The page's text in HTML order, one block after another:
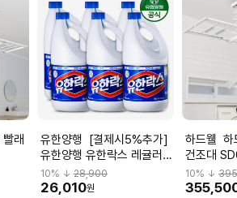
유한양행 [결제시5%추가]
유한양행 유한락스 레귤러
2L x 6개 (1박스)
10% ↓28,900
26,010원
하드웰 하드웰 스마트 빨래
건조대
트 설치비
10% ↓